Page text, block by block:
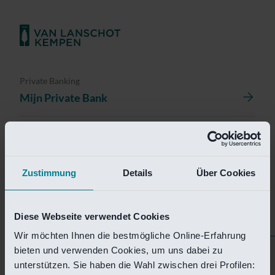
Zustimmung Details Über Cookies
Diese Webseite verwendet Cookies
Wir möchten Ihnen die bestmögliche Online-Erfahrung
bieten und verwenden Cookies, um uns dabei zu
unterstützen. Sie haben die Wahl zwischen drei Profilen:
Private Banking
Mijn Private Bank
Helaas is deze pagina